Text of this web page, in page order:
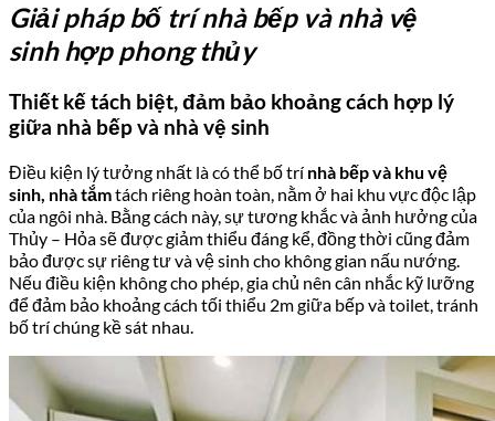
Giải pháp bố trí nhà bếp và nhà vệ
sinh hợp phong thủy
Thiết kế tách biệt, đảm bảo khoảng cách hợp lý
giữa nhà bếp và nhà vệ sinh
Điều kiện lý tưởng nhất là có thể bố trí nhà bếpvà khu vệ
sinh, nhà tắmtách riêng hoàn toàn, nằm ở hai khu vực độc lập
của ngôi nhà. Bằng cách này, sự tương khắc và ảnh hưởng của
Thủy – Hỏa sẽ được giảm thiểu đáng kể, đồng thời cũng đảm
bảo được sự riêng tư và vệ sinh cho không gian nấu nướng.
Nếu điều kiện không cho phép, gia chủ nên cân nhắc kỹ lưỡng
để đảm bảo khoảng cách tối thiểu 2m giữa bếp và toilet, tránh
bố trí chúng kề sát nhau.